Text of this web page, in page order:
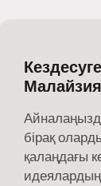
Малайзия
бірақ
қалаңдағы
идеялардың